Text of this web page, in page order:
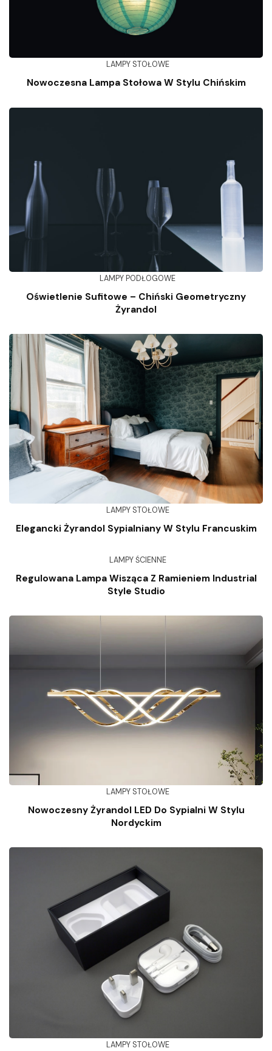
LAMPY STOŁOWE
Nowoczesna Lampa Stołowa W Stylu Chińskim
LAMPY PODŁOGOWE
Oświetlenie Sufitowe – Chiński Geometryczny
Żyrandol
LAMPY STOŁOWE
Elegancki Żyrandol Sypialniany W Stylu Francuskim
LAMPY ŚCIENNE
Regulowana Lampa Wisząca Z Ramieniem Industrial
Style Studio
LAMPY STOŁOWE
Nowoczesny Żyrandol LED Do Sypialni W Stylu
Nordyckim
LAMPY STOŁOWE